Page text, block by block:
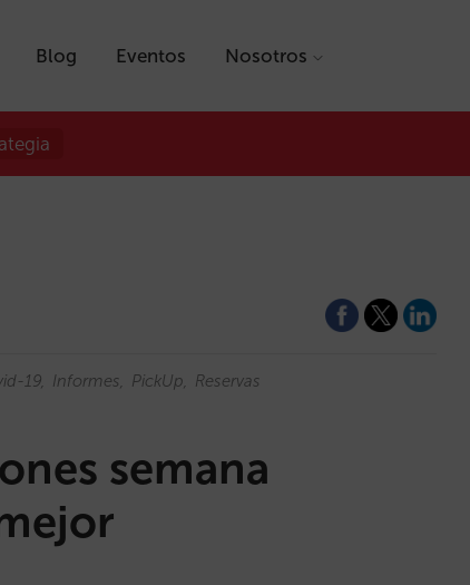
Blog Eventos Nosotros
19 Informes PickUp Reservas
semana